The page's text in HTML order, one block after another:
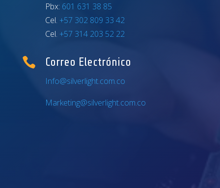
Pbx: 601 631 38 85
Cel. +57 302 809 33 42
Cel. +57 314 203 52 22
 Correo Electrónico
Info@silverlight.com.co
Marketing@silverlight.com.co